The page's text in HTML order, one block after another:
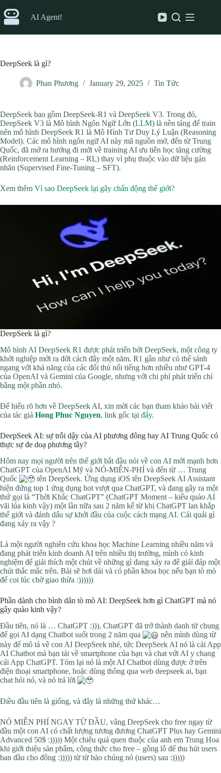
to
content
AI Agent!
DeepSeek là gì?
Phan Phương January 29, 2025 Tin Tức
DeepSeek bao gồm DeepSeek-R1 và DeepSeek V3. Trong đó,
DeepSeek V3 là Mô hình Ngôn Ngữ Lớn (LLM) là nền tảng để train
nên mô hình DeepSeek R1 là Mô Hình Tư Duy Lý Luận (Reasoning
Model). Các mô hình ngôn ngữ AI này mã nguồn mở, đến từ Trung
Quốc, đã mở ra hướng đi mới về training AI ưu tiên học tăng cường
(Reinforcement Learning – RL) thay vì phụ thuộc vào dữ liệu gán
nhãn (Supervised Fine-Tuning – SFT).
Xem thêm Vì sao DeepSeek lại gây chấn động thế giới?
DeepSeek là gì?
Mô hình AI DeepSeek R1 được phát triển bởi DeepSeek, một công ty
khởi nghiệp mới ra đời cách đây một năm. R1 gần như có thể sánh
ngang với khả năng của các đối thủ nổi tiếng hơn nhiều như GPT-4
của OpenAI và Gemini của Google, nhưng với chi phí phát triển chỉ
bằng một phần nhỏ.
Để hiểu rõ hơn về DeepSeek AI, xin mời các bạn tham khảo bài viết
của tác giả Hong Phuc Nguyen, link gốc tại đây.
DeepSeek AI: sự trỗi dậy của AI phương đông hay AI Trung Quốc có
thực sự đe doạ phương tây?
Hôm nay mọi người trên thế giới bắt đầu nói về con AI mới mạnh hơn
ChatGPT của OpenAI Mỹ và NÓ-MIỄN-PHÍ và đến từ … Trung
Quốc
tên DeepSeek. Ứng dụng iOS tên DeepSeek AI Assistant
hiện đứng top 1 ứng dụng hot vượt qua ChatGPT, và đang gây ra một
thứ gọi là “Thời Khắc ChatGPT” (ChatGPT Moment – kiểu quào AI
vãi lúa kinh vậy) một lần nữa sau 2 năm kể từ khi ChatGPT lan khắp
thế giới và đánh dấu sự khởi đầu của cuộc cách mạng AI. Cái quái gì
đang xảy ra vậy ?
Là một người nghiên cứu khoa học Machine Learning nhiều năm và
đang phát triển kinh doanh AI trên nhiều thị trường, mình có kinh
nghiệm để giải thích một chút về những gì đang xảy ra để giáỉ đáp một
chút thắc mắc trên. Bài sẽ hơi dài và có phần khoa học nếu bạn tò mò
để coi lúc chờ giao thừa :))))))
Phần dành cho bình dân tò mò AI: DeepSeek hơn gì ChatGPT mà nó
gây quào kinh vậy?
Đầu tiên, nó là … ChatGPT :))), ChatGPT đã trở thành danh từ chung
để gọi AI dạng Chatbot suốt trong 2 năm qua
nên mình dùng từ
này để mô tả về con AI DeepSeek nhé, tức DeepSeek AI nó là cái App
AI Chatbot mà bạn tải về smartphone của bạn và chat với AI y chang
cái App ChatGPT. Tóm lại nó là một AI Chatbot dùng được ở trên
điện thoại smartphone, hoặc dùng thông qua web deepseek ai, bạn
chat hỏi nó, và nó trả lời
Điều đầu tiên là giống, và đây là những thứ khác…
NÓ MIỄN PHÍ NGAY TỪ ĐẦU, vâng DeepSeek cho free ngay từ
đầu một con AI có chất lượng tương đương ChatGPT Plus hay Gemini
Advanced 50$ :))))) Một chiêu quá quen thuộc của anh em Trung Hoa
khi giới thiệu sản phẩm, công thức cho free – gồng lỗ để thu hút users
ban đầu cho đông :))))) từ từ bào chúng nó (users) sau :)))))